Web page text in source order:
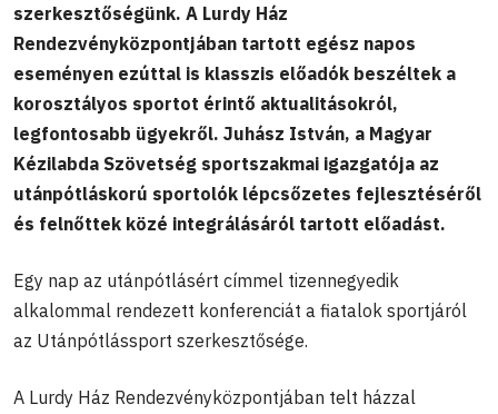
szerkesztőségünk. A Lurdy Ház
Rendezvényközpontjában tartott egész napos
eseményen ezúttal is klasszis előadók beszéltek a
korosztályos sportot érintő aktualitásokról,
legfontosabb ügyekről. Juhász István, a Magyar
Kézilabda Szövetség sportszakmai igazgatója az
utánpótláskorú sportolók lépcsőzetes fejlesztéséről
és felnőttek közé integrálásáról tartott előadást.
Egy nap az utánpótlásért címmel tizennegyedik
alkalommal rendezett konferenciát a fiatalok sportjáról
az Utánpótlássport szerkesztősége.
A Lurdy Ház Rendezvényközpontjában telt házzal